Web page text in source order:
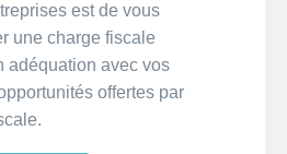
est de vous
une charge fiscale
adéquation avec vos
offertes par